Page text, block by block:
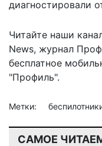
диагностировали
Читайте наши
News, журнал
бесплатное
"Профиль".
Метки:
САМОЕ